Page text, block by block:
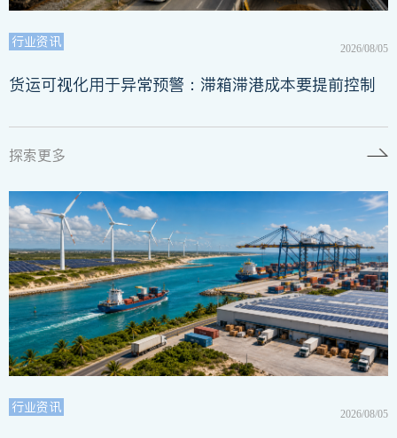
2026/08/05
行业资讯
货运可视化用于异常预警：滞箱滞港成本要提前控制
探索更多
2026/08/05
行业资讯